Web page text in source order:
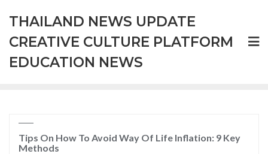
content
THAILAND NEWS UPDATE
CREATIVE CULTURE PLATFORM
EDUCATION NEWS
Tips On How To Avoid Way Of Life Inflation: 9 Key
Methods